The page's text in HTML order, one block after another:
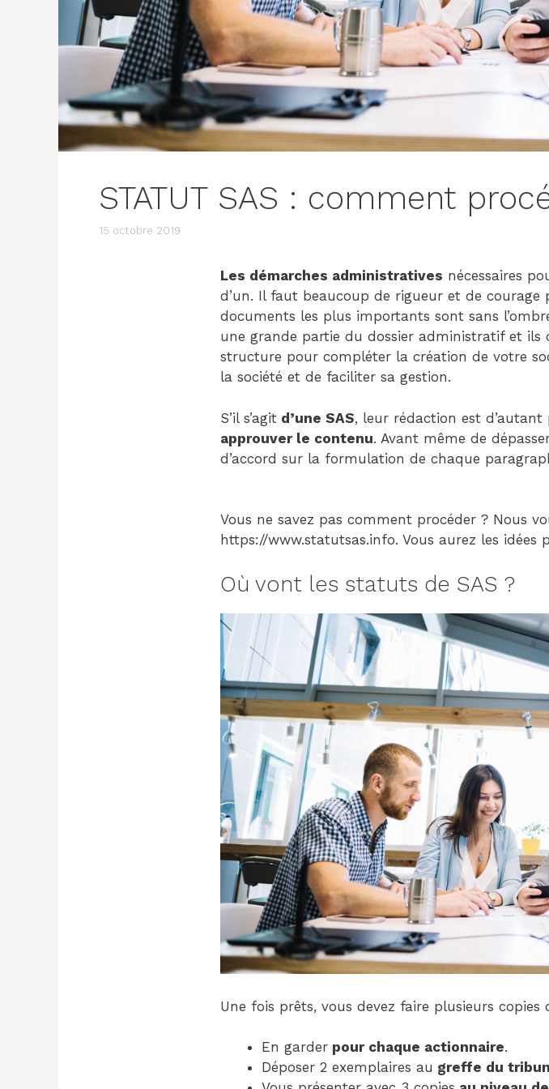
|
STATUT SAS : comment
15 octobre 2019
Les démarches administratives nécessaires
d’un. Il faut beaucoup de rigueur et de
documents les plus importants sont sans
une grande partie du dossier administratif et ils
structure pour compléter la création de votre
la société et de faciliter sa gestion.
S’il s’agit d’une SAS, leur rédaction est
approuver le contenu. Avant même de
d’accord sur la formulation de chaque
Vous ne savez pas comment procéder ? Nous
https://www.statutsas.info. Vous aurez les idées
Où vont les statuts de SAS ?
Une fois prêts, vous devez faire plusieurs copies
En garder pour chaque actionnaire.
Déposer 2 exemplaires au greffe du